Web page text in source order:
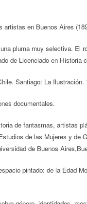
en Buenos Aires
pluma muy selectiva. El
de Licenciado en
Santiago: La Ilustración.
documentales.
de fantasmas, artistas
de las Mujeres y
de Buenos
pintado: de la Edad